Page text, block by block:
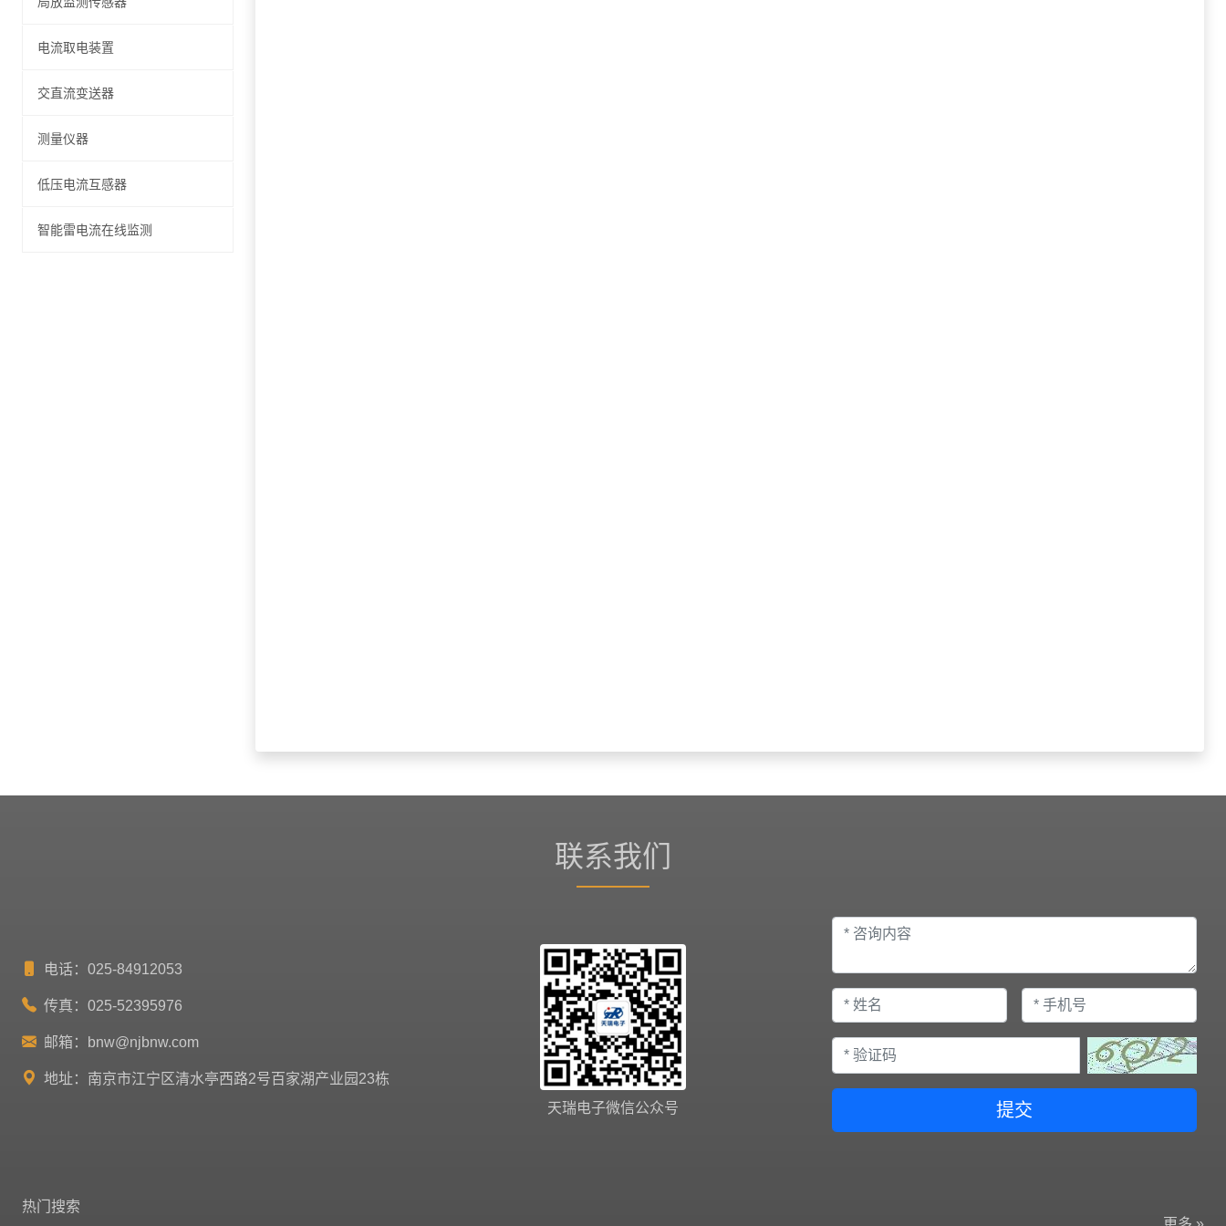
电流取电装置
交直流变送器
测量仪器
低压电流互感器
智能雷电流在线监测
联系我们
电话：025-84912053
传真：025-52395976
邮箱： bnw@njbnw.com
地址：南京市江宁区清水亭西路2号百家湖产业园23栋
天瑞电子微信公众号
提交
热门搜索